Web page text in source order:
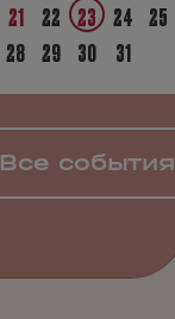
21 22 23 24 25
28 29 30 31
Все события